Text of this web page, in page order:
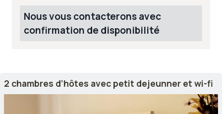
Nous vous contacterons avec
confirmation de disponibilité
2 chambres d’hôtes avec petit dejeunner et wi-fi